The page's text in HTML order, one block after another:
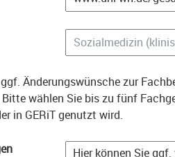
Änderungswünsche zur
Bitte wählen Sie bis zu fünf
in GERiT genutzt wird.